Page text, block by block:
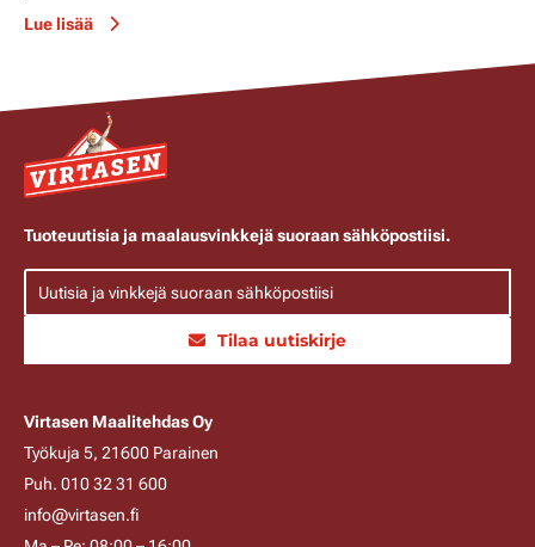
Lue lisää
Tuoteuutisia ja maalausvinkkejä suoraan sähköpostiisi.
Tilaa uutiskirje
Virtasen Maalitehdas Oy
Työkuja 5, 21600 Parainen
Puh. 010 32 31 600
info@virtasen.fi